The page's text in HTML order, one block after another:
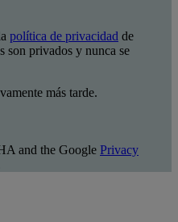
política de privacidad de
son privados y nunca se
más tarde.
and the Google Privacy